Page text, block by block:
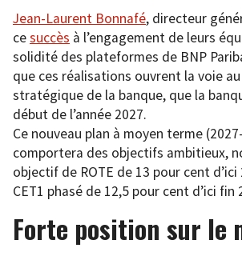
Jean-Laurent Bonnafé, directeur
cesuccès à l’engagement de leurs
solidité des plateformes de BNP
que ces réalisations ouvrent la voie
stratégique de la banque, que la
début de l’année 2027.
Ce nouveau plan à moyen terme
comportera des objectifs ambitieux,
objectif de ROTE de 13 pour cent
CET1 phasé de 12,5 pour cent d’ici fin
Forte position sur le